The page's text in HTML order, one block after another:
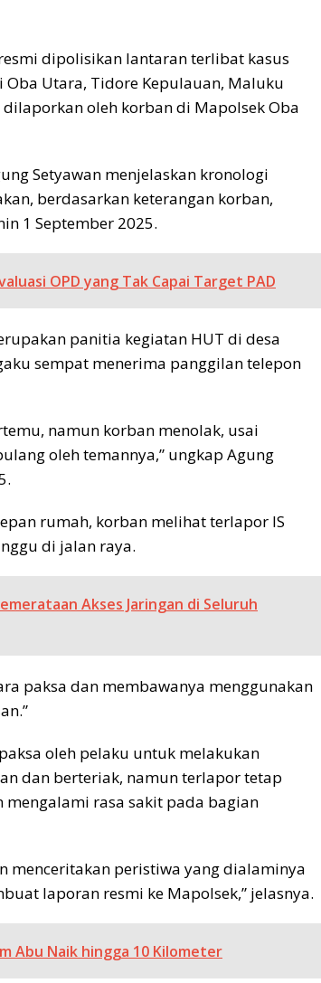
dipolisikan lantaran terlibat kasus
Utara, Tidore Kepulauan, Maluku
dilaporkan oleh korban di Mapolsek Oba
Setyawan menjelaskan kronologi
berdasarkan keterangan korban,
1 September 2025.
OPD yang Tak Capai Target PAD
panitia kegiatan HUT di desa
sempat menerima panggilan telepon
namun korban menolak, usai
oleh temannya,” ungkap Agung
rumah, korban melihat terlapor IS
di jalan raya.
Akses Jaringan di Seluruh
paksa dan membawanya menggunakan
oleh pelaku untuk melakukan
dan berteriak, namun terlapor tetap
mengalami rasa sakit pada bagian
menceritakan peristiwa yang dialaminya
laporan resmi ke Mapolsek,” jelasnya.
Abu Naik hingga 10 Kilometer